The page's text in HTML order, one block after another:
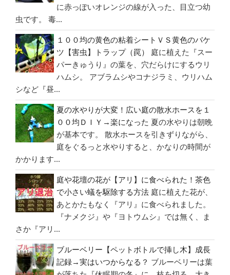
に赤っぽいオレンジの線が入った、目立つ幼
虫です。 毒...
１００均の黄色の粘着シートＶＳ黄色のバケ
ツ【害虫】トラップ（罠）
庭に植えた『スー
パーきゅうり』の葉を、穴だらけにするウリ
ハムシ。 アブラムシやコナジラミ、ウリハム
シなど『昼...
夏の水やりが大変！広い庭の散水ホースを１
００均ＤＩＹ→楽になった 夏の水やりは朝晩
が基本です。 散水ホースを引きずりながら、
庭をぐるっと水やりすると、かなりの時間が
かかります...
庭や花壇の花が【アリ】に食べられた！茶色
で小さい蟻を駆除する方法 庭に植えた花が、
あとかたもなく『アリ』に食べられました。
『ナメクジ』や『ヨトウムシ』では無く、ま
さか『アリ...
ブルーベリー【ペットボトルで挿し木】成長
記録→実はいつからなる？ ブルーベリーは葉